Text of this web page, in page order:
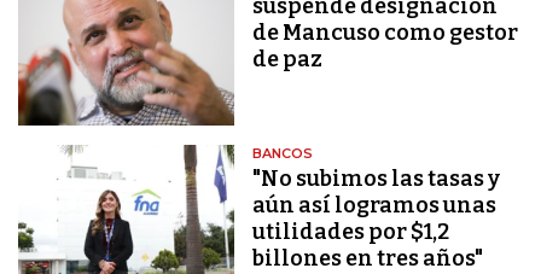
suspende designación
de Mancuso como gestor
de paz
BANCOS
"No subimos las tasas y
aún así logramos unas
utilidades por $1,2
billones en tres años"